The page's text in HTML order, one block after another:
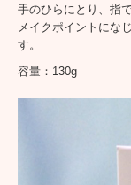
商品ページ パ
手のひらにとり、指
メイクポイントにな
す。
容量：130g